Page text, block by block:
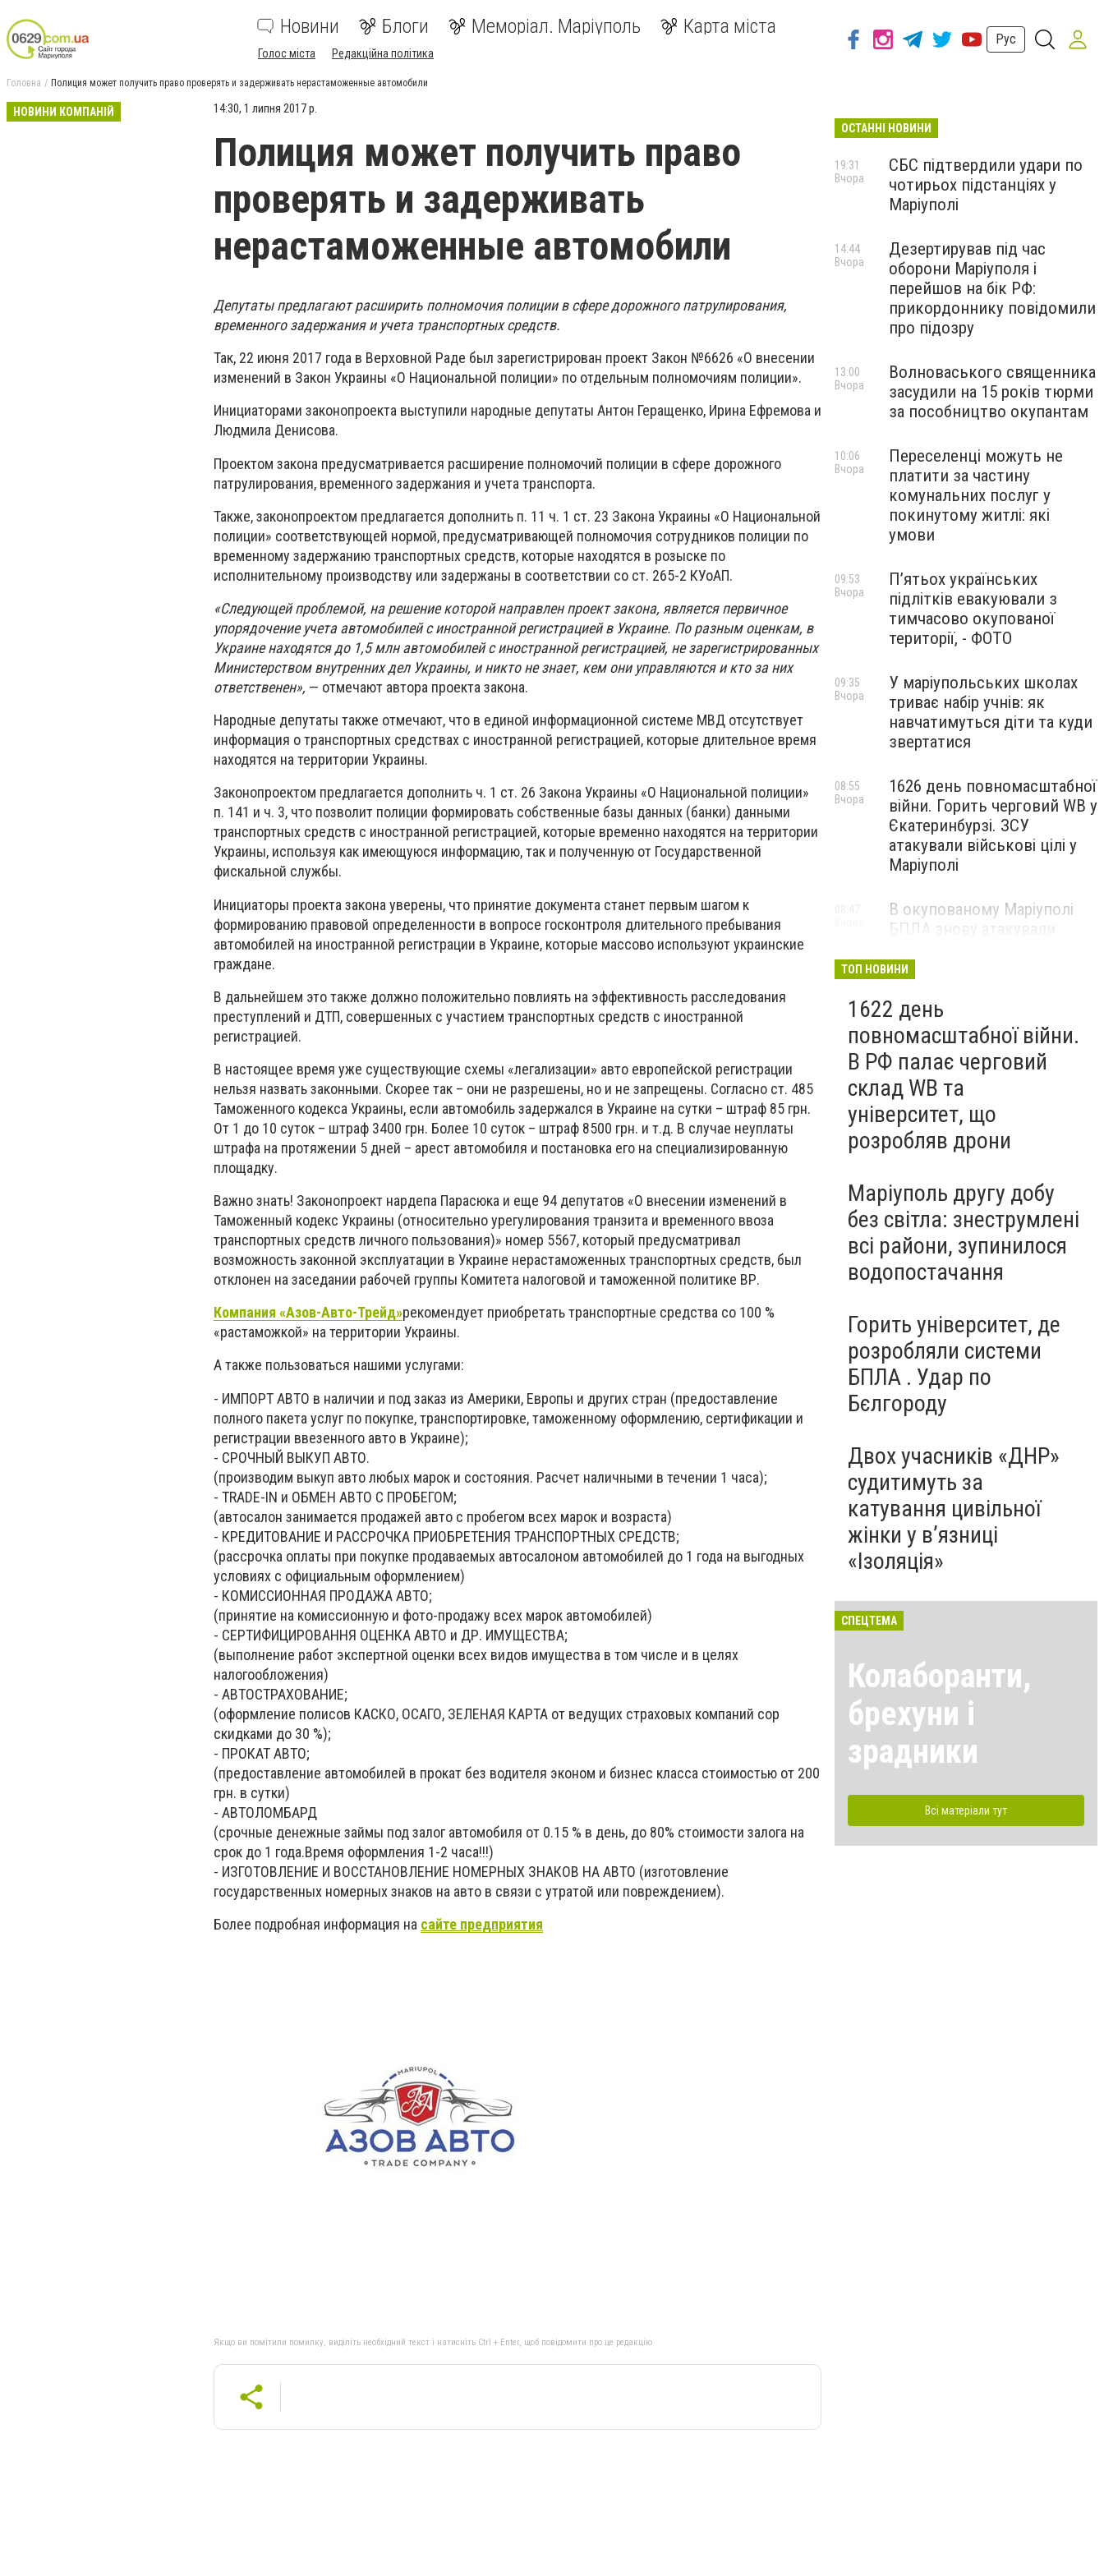
Новини Блоги Меморіал. Маріуполь Карта міста
Голос міста Редакційна політика
Рус
Головна Полиция может получить право проверять и задерживать нерастаможенные автомобили
НОВИНИ КОМПАНІЙ 14:30, 1 липня 2017 р.
Полиция может получить право
проверять и задерживать
нерастаможенные автомобили
Депутаты предлагают расширить полномочия полиции в сфере дорожного патрулирования,
временного задержания и учета транспортных средств.
Так, 22 июня 2017 года в Верховной Раде был зарегистрирован проект Закон №6626 «О внесении
изменений в Закон Украины «О Национальной полиции» по отдельным полномочиям полиции».
Инициаторами законопроекта выступили народные депутаты Антон Геращенко, Ирина Ефремова и
Людмила Денисова.
Проектом закона предусматривается расширение полномочий полиции в сфере дорожного
патрулирования, временного задержания и учета транспорта.
Также, законопроектом предлагается дополнить п. 11 ч. 1 ст. 23 Закона Украины «О Национальной
полиции» соответствующей нормой, предусматривающей полномочия сотрудников полиции по
временному задержанию транспортных средств, которые находятся в розыске по
исполнительному производству или задержаны в соответствии со ст. 265-2 КУоАП.
«Следующей проблемой, на решение которой направлен проект закона, является первичное
упорядочение учета автомобилей с иностранной регистрацией в Украине. По разным оценкам, в
Украине находятся до 1,5 млн автомобилей с иностранной регистрацией, не зарегистрированных
Министерством внутренних дел Украины, и никто не знает, кем они управляются и кто за них
ответственен», — отмечают автора проекта закона.
Народные депутаты также отмечают, что в единой информационной системе МВД отсутствует
информация о транспортных средствах с иностранной регистрацией, которые длительное время
находятся на территории Украины.
Законопроектом предлагается дополнить ч. 1 ст. 26 Закона Украины «О Национальной полиции»
п. 141 и ч. 3, что позволит полиции формировать собственные базы данных (банки) данными
транспортных средств с иностранной регистрацией, которые временно находятся на территории
Украины, используя как имеющуюся информацию, так и полученную от Государственной
фискальной службы.
Инициаторы проекта закона уверены, что принятие документа станет первым шагом к
формированию правовой определенности в вопросе госконтроля длительного пребывания
автомобилей на иностранной регистрации в Украине, которые массово используют украинские
граждане.
В дальнейшем это также должно положительно повлиять на эффективность расследования
преступлений и ДТП, совершенных с участием транспортных средств с иностранной
регистрацией.
В настоящее время уже существующие схемы «легализации» авто европейской регистрации
нельзя назвать законными. Скорее так – они не разрешены, но и не запрещены. Согласно ст. 485
Таможенного кодекса Украины, если автомобиль задержался в Украине на сутки – штраф 85 грн.
От 1 до 10 суток – штраф 3400 грн. Более 10 суток – штраф 8500 грн. и т.д. В случае неуплаты
штрафа на протяжении 5 дней – арест автомобиля и постановка его на специализированную
площадку.
Важно знать! Законопроект нардепа Парасюка и еще 94 депутатов «О внесении изменений в
Таможенный кодекс Украины (относительно урегулирования транзита и временного ввоза
транспортных средств личного пользования)» номер 5567, который предусматривал
возможность законной эксплуатации в Украине нерастаможенных транспортных средств, был
отклонен на заседании рабочей группы Комитета налоговой и таможенной политике ВР.
Компания «Азов-Авто-Трейд»рекомендует приобретать транспортные средства со 100 %
«растаможкой» на территории Украины.
А также пользоваться нашими услугами:
- ИМПОРТ АВТО в наличии и под заказ из Америки, Европы и других стран (предоставление
полного пакета услуг по покупке, транспортировке, таможенному оформлению, сертификации и
регистрации ввезенного авто в Украине);
- СРОЧНЫЙ ВЫКУП АВТО.
(производим выкуп авто любых марок и состояния. Расчет наличными в течении 1 часа);
- TRADE-IN и ОБМЕН АВТО С ПРОБЕГОМ;
(автосалон занимается продажей авто с пробегом всех марок и возраста)
- КРЕДИТОВАНИЕ И РАССРОЧКА ПРИОБРЕТЕНИЯ ТРАНСПОРТНЫХ СРЕДСТВ;
(рассрочка оплаты при покупке продаваемых автосалоном автомобилей до 1 года на выгодных
условиях с официальным оформлением)
- КОМИССИОННАЯ ПРОДАЖА АВТО;
(принятие на комиссионную и фото-продажу всех марок автомобилей)
- СЕРТИФИЦИРОВАННЯ ОЦЕНКА АВТО и ДР. ИМУЩЕСТВА;
(выполнение работ экспертной оценки всех видов имущества в том числе и в целях
налогообложения)
- АВТОСТРАХОВАНИЕ;
(оформление полисов КАСКО, ОСАГО, ЗЕЛЕНАЯ КАРТА от ведущих страховых компаний сор
скидками до 30 %);
- ПРОКАТ АВТО;
(предоставление автомобилей в прокат без водителя эконом и бизнес класса стоимостью от 200
грн. в сутки)
- АВТОЛОМБАРД
(срочные денежные займы под залог автомобиля от 0.15 % в день, до 80% стоимости залога на
срок до 1 года.Время оформления 1-2 часа!!!)
- ИЗГОТОВЛЕНИЕ И ВОССТАНОВЛЕНИЕ НОМЕРНЫХ ЗНАКОВ НА АВТО (изготовление
государственных номерных знаков на авто в связи с утратой или повреждением).
Более подробная информация на сайте предприятия
Якщо ви помітили помилку, виділіть необхідний текст і натисніть Ctrl + Enter, щоб повідомити про це редакцію
ОСТАННІ НОВИНИ
СБС підтвердили удари по
чотирьох підстанціях у
Маріуполі
19:31
Вчора
Дезертирував під час
оборони Маріуполя і
перейшов на бік РФ:
прикордоннику повідомили
про підозру
14:44
Вчора
Волноваського священника
засудили на 15 років тюрми
за пособництво окупантам
13:00
Вчора
Переселенці можуть не
платити за частину
комунальних послуг у
покинутому житлі: які
умови
10:06
Вчора
П’ятьох українських
підлітків евакуювали з
тимчасово окупованої
території, - ФОТО
09:53
Вчора
У маріупольських школах
триває набір учнів: як
навчатимуться діти та куди
звертатися
09:35
Вчора
1626 день повномасштабної
війни. Горить черговий WB у
Єкатеринбурзі. ЗСУ
атакували військові цілі у
Маріуполі
08:55
Вчора
В окупованому Маріуполі
БПЛА знову атакували
— ВІДЕО
ТОП НОВИНИ
1622 день
повномасштабної війни.
В РФ палає черговий
склад WB та
університет, що
розробляв дрони
Маріуполь другу добу
без світла: знеструмлені
всі райони, зупинилося
водопостачання
Горить університет, де
розробляли системи
БПЛА . Удар по
Бєлгороду
Двох учасників «ДНР»
судитимуть за
катування цивільної
жінки у в’язниці
«Ізоляція»
СПЕЦТЕМА
Колаборанти,
брехуни і
зрадники
Всі матеріали тут